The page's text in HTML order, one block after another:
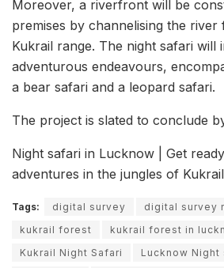
Moreover, a riverfront will be
premises by channelising the river
Kukrail range. The night safari will
adventurous endeavours,
a bear safari and a leopard safari.
The project is slated to conclude
Night safari in Lucknow | Get
adventures in the jungles of Kukrail
Tags: digital survey
digital survey
kukrail forest
kukrail forest in
Kukrail Night Safari
Lucknow Night